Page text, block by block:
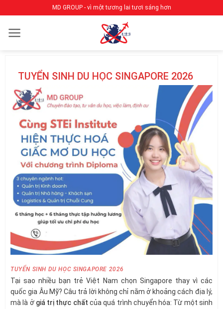
qua
nội
MD GROUP - vì một tương lai tươi sáng hơn
TUYỂN SINH DU HỌC SINGAPORE 2026
TUYỂN SINH DU HỌC SINGAPORE 2026
Tại sao nhiều bạn trẻ Việt Nam chọn Singapore thay vì các
quốc gia Âu Mỹ? Câu trả lời không chỉ nằm ở khoảng cách địa lý,
mà là ở giá trị thực chất của quá trình chuyển hóa: Từ một sinh